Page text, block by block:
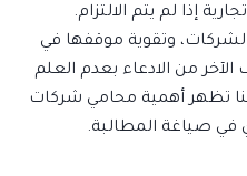
إذا لم يتم الالتزام.
وتقوية موقفها في
الآخر من الادعاء بعدم العلم
تظهر أهمية محامي شركات
في صياغة المطالبة.